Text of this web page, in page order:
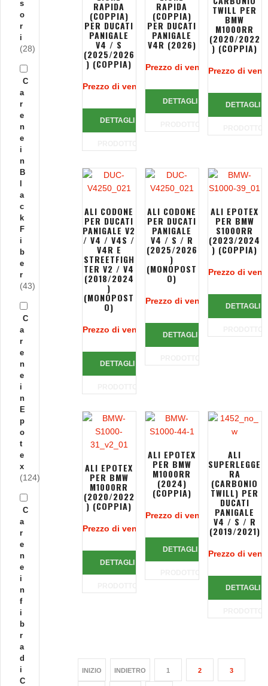
RAPIDA
(COPPIA)
PER DUCATI
PANIGALE
V4 / S
(2025/2026
) (COPPIA)
Prezzo di vendita:
DETTAGLI
RAPIDA
(COPPIA)
PER DUCATI
PANIGALE
V4R (2026)
Prezzo di vendita: 216,00 €
DETTAGLI
TWILL PER
BMW
M1000RR
(2020/2022
) (COPPIA)
Prezzo di
DETTAGLI
ALI CODONE
PER DUCATI
PANIGALE V2
/ V4 / V4S /
V4R E
STREETFIGH
TER V2 / V4
(2018/2024
)
(MONOPOST
O)
Prezzo di vendita:
DETTAGLI
ALI CODONE
PER DUCATI
PANIGALE
V4 / S / R
(2025/2026
)
(MONOPOST
O)
Prezzo di vendita:
DETTAGLI
ALI EPOTEX
PER BMW
S1000RR
(2023/2024
) (COPPIA)
Prezzo di
DETTAGLI
ALI EPOTEX
PER BMW
M1000RR
(2020/2022
) (COPPIA)
Prezzo di vendita:
DETTAGLI
ALI EPOTEX
PER BMW
M1000RR
(2024)
(COPPIA)
Prezzo di vendita:405,00 €
DETTAGLI
ALI
SUPERLEGGE
RA
(CARBONIO
TWILL) PER
DUCATI
PANIGALE
V4 / S / R
(2019/2021)
Prezzo di
DETTAGLI
INIZIO INDIETRO 1 2 3
s
o
r
i
(28)
C
a
r
e
n
e
i
n
B
a
c
k
F
i
b
e
r
(43)
C
a
r
e
n
e
i
n
E
p
o
t
e
x
(124)
C
a
r
e
n
e
i
n
f
i
b
r
a
d
i
C